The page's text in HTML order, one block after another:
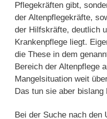
Pflegekräften gibt,
der Altenpflegekräfte,
der Hilfskräfte, deutlich
Krankenpflege liegt.
die These in dem
Bereich der Altenpflege
Mangelsituation weit
Das tun sie aber bislang
Bei der Suche nach den